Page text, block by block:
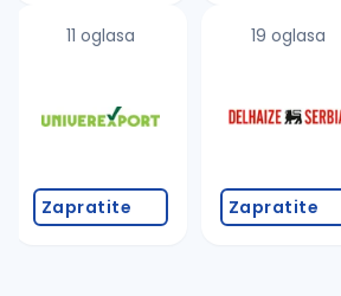
11 oglasa
Zapratite
19 oglasa
Zapratite